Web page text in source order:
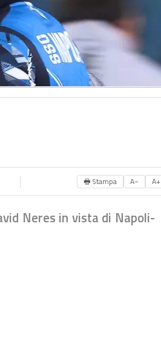
🖶 Stampa A− A+
Neres in vista di Napoli-